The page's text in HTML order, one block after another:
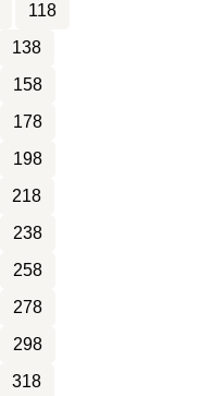
118
138
158
178
198
218
238
258
278
298
318